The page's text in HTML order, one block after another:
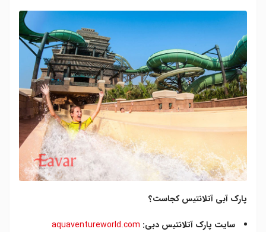
۱۲. ورزش های آبی آکواونچر
۱۳. اطلس ویلیج
تفریحات کودکان در پارک آبی دبی آتلانتیس
رستوران های پارک آبی دبی آتلانتیس
مراکز خرید پارک آتلانتیس دبی
قوانین پارک آبی آتلانتیس
پارک آبی آتلانتیس کجاست؟
سایت پارک آتلانتیس دبی: aquaventureworld.com